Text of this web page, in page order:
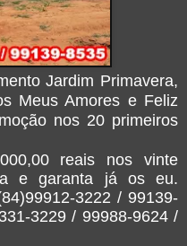
Jardim Primavera,
Meus Amores e Feliz
nos 20 primeiros
reais nos vinte
e garanta já os eu.
3222 / 99139-
3229 / 99988-9624 /